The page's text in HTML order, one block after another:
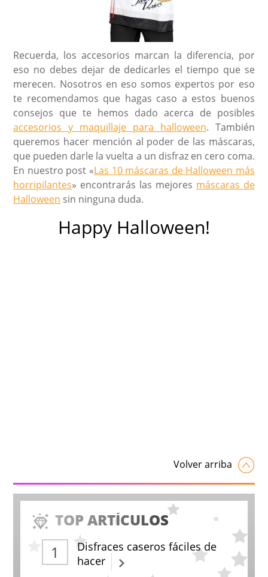
Recuerda, los accesorios marcan la diferencia, por
eso no debes dejar de dedicarles el tiempo que se
merecen. Nosotros en eso somos expertos por eso
te recomendamos que hagas caso a estos buenos
consejos que te hemos dado acerca de posibles
accesorios y maquillaje para halloween. También
queremos hacer mención al poder de las máscaras,
que pueden darle la vuelta a un disfraz en cero coma.
En nuestro post «Las 10 máscaras de Halloween más
horripilantes» encontrarás las mejores máscaras de
Halloween sin ninguna duda.
Happy Halloween!
Volver arriba
TOP ARTÍCULOS
Disfraces caseros fáciles de
hacer